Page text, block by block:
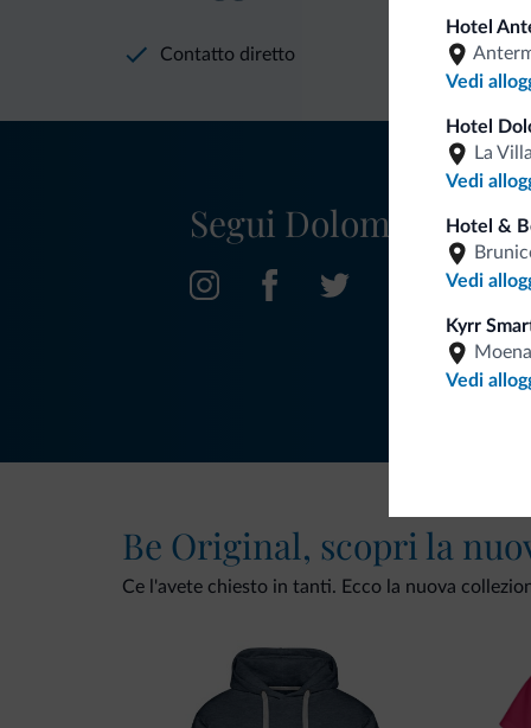
Hotel
Vedi
Hotel
La Villa
Vedi
Hotel &
Vedi
Kyrr
Moena
Vedi
Contatto diretto
Segui Dolomiti.it
Be Original, scopri la
Ce l'avete chiesto in tanti. Ecco la nuova